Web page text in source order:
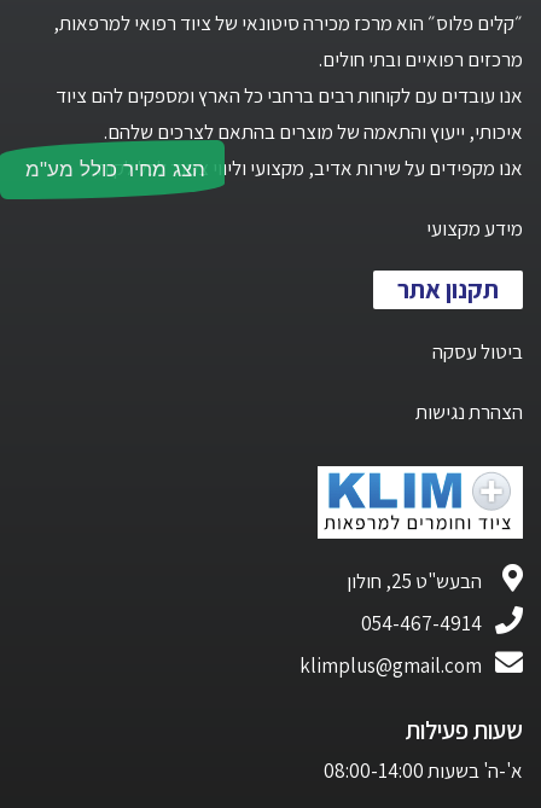
הצג מחיר כולל מע"מ
״קלים פלוס״ הוא מרכז מכירה סיטונאי של ציוד רפואי למרפאות,
מרכזים רפואיים ובתי חולים.
אנו עובדים עם לקוחות רבים ברחבי כל הארץ ומספקים להם ציוד
איכותי, ייעוץ והתאמה של מוצרים בהתאם לצרכים שלהם.
אנו מקפידים על שירות אדיב, מקצועי וליווי צמוד לכל לקוח.
מידע מקצועי
תקנון אתר
ביטול עסקה
הצהרת נגישות
הבעש"ט 25, חולון
054-467-4914
klimplus@gmail.com
שעות פעילות
א'-ה' בשעות 08:00-14:00